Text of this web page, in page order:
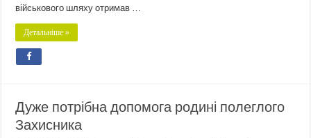
військового шляху отримав …
Детальніше »
Дуже потрібна допомога родині полеглого
Захисника